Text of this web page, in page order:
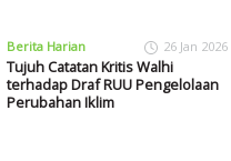
Berita Harian 26 Jan 2026
Tujuh Catatan Kritis Walhi
terhadap Draf RUU Pengelolaan
Perubahan Iklim